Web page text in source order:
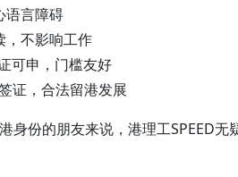
言障碍
不影响工作
可申，门槛友好
证，合法留港发展
身份的朋友来说，港理工SPEED